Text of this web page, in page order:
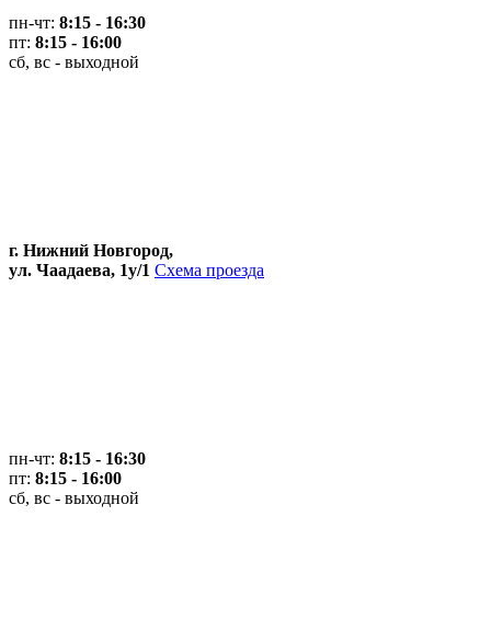
пн-чт: 8:15 - 16:30
пт: 8:15 - 16:00
сб, вс - выходной
г. Нижний Новгород,
ул. Чаадаева, 1у/1 Схема проезда
пн-чт: 8:15 - 16:30
пт: 8:15 - 16:00
сб, вс - выходной